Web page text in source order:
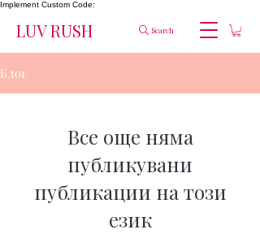
Implement Custom Code:
LUV RUSH Search
Блог
Все още няма
публикувани
публикации на този
език